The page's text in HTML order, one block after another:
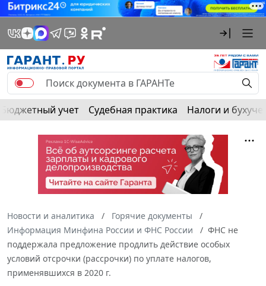
Бюджетный учет Судебная практика Налоги и
Новости и аналитика
Горячие документы
Информация Минфина России и ФНС России
ФНС не
поддержала предложение продлить действие особых
условий отсрочки (рассрочки) по уплате налогов,
применявшихся в 2020 г.